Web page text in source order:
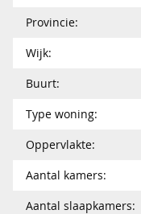
Provincie:
Wijk:
Buurt:
Type woning:
Oppervlakte:
Aantal kamers:
Aantal slaapkamers: